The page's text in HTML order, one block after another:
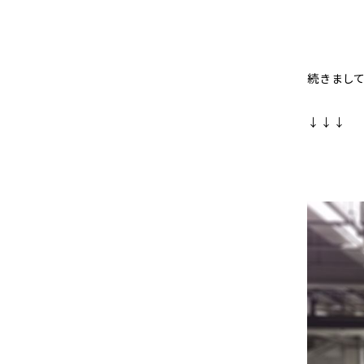
続きまし
↓↓↓